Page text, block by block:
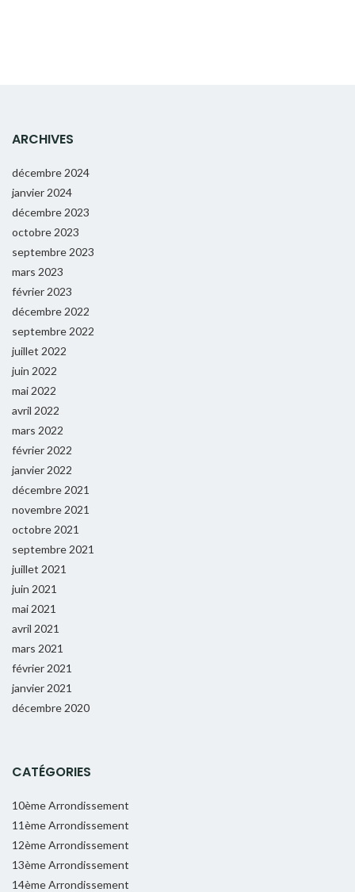
ARCHIVES
décembre 2024
janvier 2024
décembre 2023
octobre 2023
septembre 2023
mars 2023
février 2023
décembre 2022
septembre 2022
juillet 2022
juin 2022
mai 2022
avril 2022
mars 2022
février 2022
janvier 2022
décembre 2021
novembre 2021
octobre 2021
septembre 2021
juillet 2021
juin 2021
mai 2021
avril 2021
mars 2021
février 2021
janvier 2021
décembre 2020
CATÉGORIES
10ème Arrondissement
11ème Arrondissement
12ème Arrondissement
13ème Arrondissement
14ème Arrondissement